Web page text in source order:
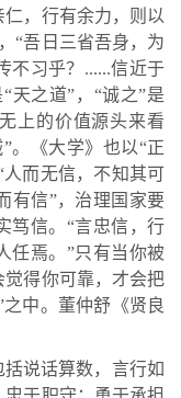
，行有余力，则以
“吾日三省吾身，为
不习乎？......信近于
天之道”，“诚之”是
上的价值源头来看
。《大学》也以“正
人而无信，不知其可
有信”，治理国家要
笃信。“言忠信，行
任焉。”只有当你被
得你可靠，才会把
中。董仲舒《贤良
说话算数，言行如